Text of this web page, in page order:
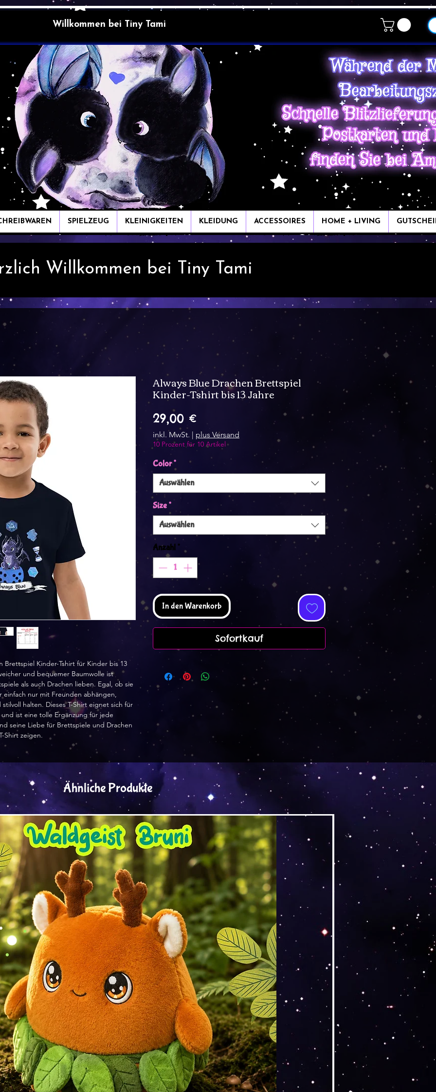
Willkommen bei Tiny Tami
SPIELZEUG KLEINIGKEITEN KLEIDUNG ACCESSOIRES HOME + LIVING
Willkommen bei Tiny Tami
Brettspiel Kinder-Tshirt für Kinder bis 13
und bequemer Baumwolle ist
als auch Drachen lieben. Egal, ob sie
nur mit Freunden abhängen,
halten. Dieses T-Shirt eignet sich für
ist eine tolle Ergänzung für jede
seine Liebe für Brettspiele und Drachen
Shirt zeigen.
Always Blue Drachen Brettspiel
Kinder-Tshirt bis 13 Jahre
29,00 €Preis
inkl. MwSt. | plus Versand
10 Prozent für 10 Artikel
Color*
Auswählen
Size*
Auswählen
Anzahl *
In den Warenkorb
Sofortkauf
Ähnliche Produkte
Versand by DruckGuru